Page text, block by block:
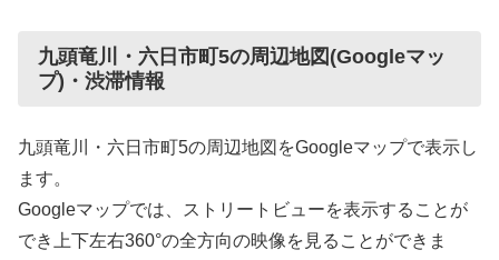
九頭竜川・六日市町5の周辺地図(Googleマッ
プ)・渋滞情報
九頭竜川・六日市町5の周辺地図をGoogleマップで表示し
ます。
Googleマップでは、ストリートビューを表示することが
でき上下左右360°の全方向の映像を見ることができま